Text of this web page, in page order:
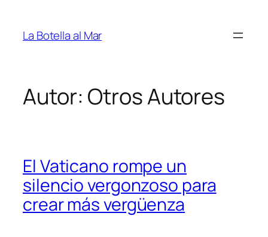
contenido
La Botella al Mar
Autor: Otros Autores
El Vaticano rompe un
silencio vergonzoso para
crear más vergüenza